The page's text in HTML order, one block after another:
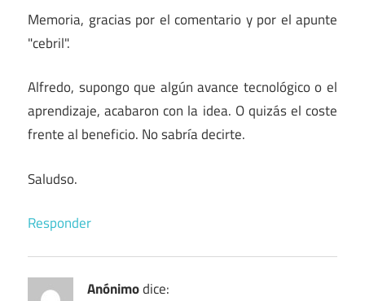
Memoria, gracias por el comentario y por el apunte
"cebril".
Alfredo, supongo que algún avance tecnológico o el
aprendizaje, acabaron con la idea. O quizás el coste
frente al beneficio. No sabría decirte.
Saludso.
Responder
Anónimodice: